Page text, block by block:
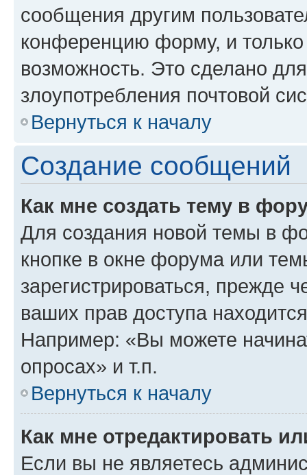
сообщения другим
конференцию форму, и
возможность. Это сделано
злоупотребления почтовой
Вернуться к началу
Создание сообщений
Как мне создать тему в
Для создания новой темы в
кнопке в окне форума или
зарегистрироваться, прежде
ваших прав доступа
Например: «Вы можете
опросах» и т.п.
Вернуться к началу
Как мне отредактировать
Если вы не являетесь